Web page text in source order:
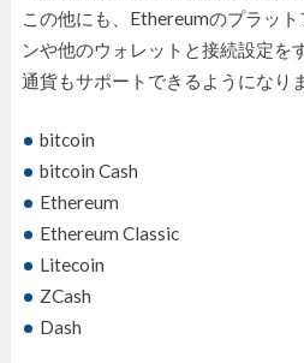
この他にも、Ethereumのプラッ
ンや他のウォレットと接続設定を
通貨もサポートできるようになりま
bitcoin
bitcoin Cash
Ethereum
Ethereum Classic
Litecoin
ZCash
Dash